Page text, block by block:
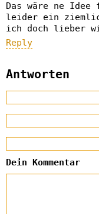
Das wäre ne
leider ein
ich doch lieber
Reply
Antworten
Dein Kommentar